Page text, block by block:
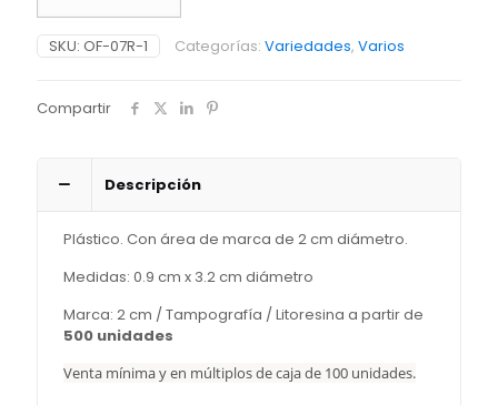
Carnet
Redondo
II SKU: OF-07R-1 Categorías: Variedades, Varios
Compartir
Descripción
Plástico. Con área de marca de 2 cm diámetro.
Medidas: 0.9 cm x 3.2 cm diámetro
Marca: 2 cm / Tampografía / Litoresina a partir de
500 unidades
Venta mínima y en múltiplos de caja de 100 unidades.